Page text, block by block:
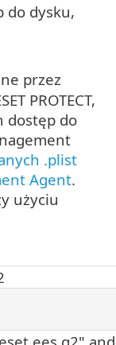
do dysku,
przez
PROTECT,
dostęp do
.plist
Agent.
użyciu